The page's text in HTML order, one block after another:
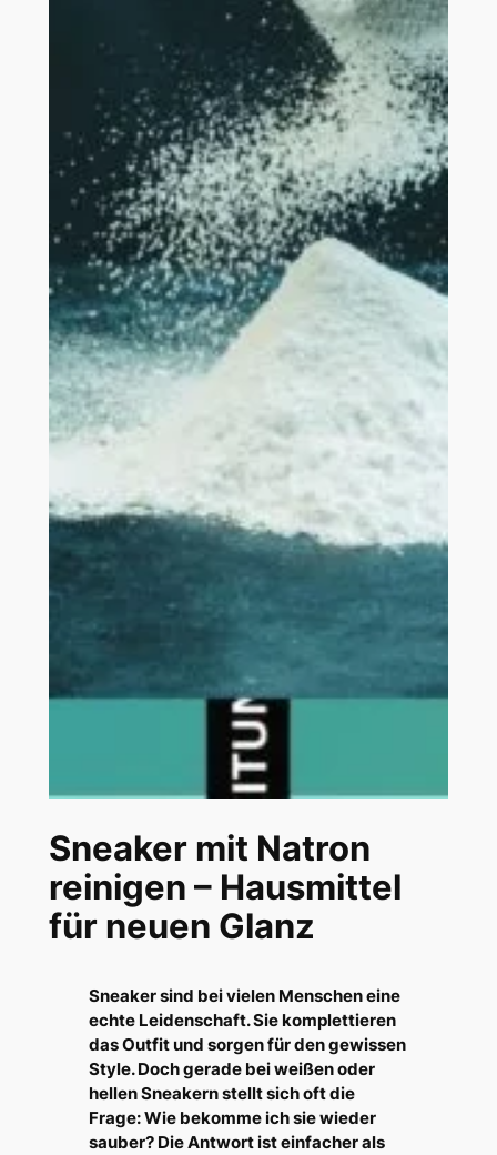
Sneaker mit Natron
reinigen – Hausmittel
für neuen Glanz
Sneaker sind bei vielen Menschen eine
echte Leidenschaft. Sie komplettieren
das Outfit und sorgen für den gewissen
Style. Doch gerade bei weißen oder
hellen Sneakern stellt sich oft die
Frage: Wie bekomme ich sie wieder
sauber? Die Antwort ist einfacher als